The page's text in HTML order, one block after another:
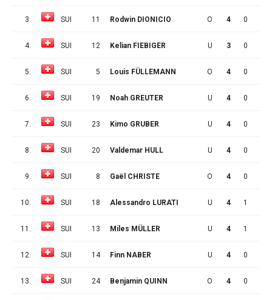
3. SUI 11 Rodwin DIONICIO O 4 0
4. SUI 12 Kelian FIEBIGER U 3 0
5. SUI 5 Louis FÜLLEMANN O 4 0
6. SUI 19 Noah GREUTER U 4 0
7. SUI 23 Kimo GRUBER U 4 0
8. SUI 20 Valdemar HULL U 4 0
9. SUI 8 Gaël CHRISTE O 4 0
10. SUI 18 Alessandro LURATI U 4 1
11. SUI 13 Miles MÜLLER U 4 1
12. SUI 14 Finn NABER U 4 0
13. SUI 24 Benjamin QUINN O 4 0